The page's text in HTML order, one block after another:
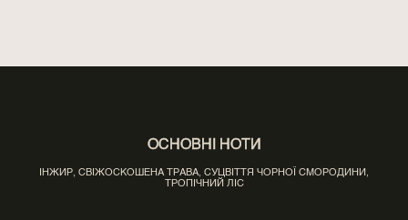
ОСНОВНІ НОТИ
ІНЖИР, СВІЖОСКОШЕНА ТРАВА, СУЦВІТТЯ ЧОРНОЇ СМОРОДИНИ,
ТРОПІЧНИЙ ЛІС